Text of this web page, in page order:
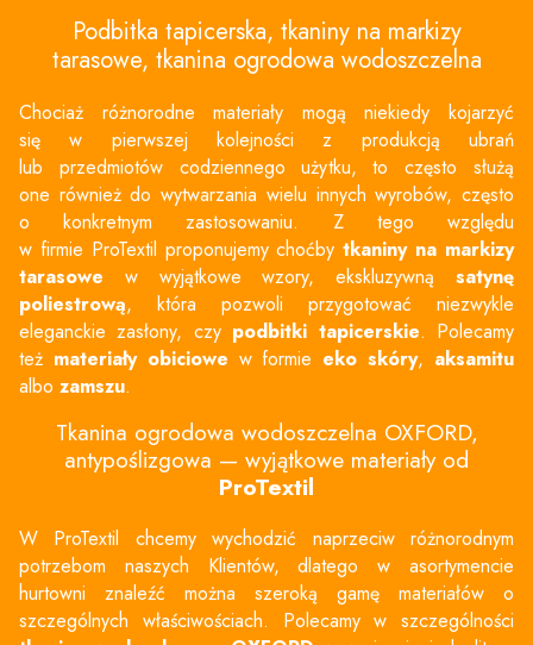
Podbitka tapicerska, tkaniny na markizy
tarasowe, tkanina ogrodowa wodoszczelna
Chociaż różnorodne materiały mogą niekiedy kojarzyć
się w pierwszej kolejności z produkcją ubrań
lub przedmiotów codziennego użytku, to często służą
one również do wytwarzania wielu innych wyrobów, często
o konkretnym zastosowaniu. Z tego względu
w firmie ProTextil proponujemy choćbytkaniny na markizy
tarasowe w wyjątkowe wzory, ekskluzywną satynę
poliestrową, która pozwoli przygotować niezwykle
eleganckie zasłony, czy podbitki tapicerskie. Polecamy
też materiały obiciowe w formie eko skóry, aksamitu
albo zamszu.
Tkanina ogrodowa wodoszczelna OXFORD,
antypoślizgowa — wyjątkowe materiały od
ProTextil
W ProTextil chcemy wychodzić naprzeciw różnorodnym
potrzebom naszych Klientów, dlatego w asortymencie
hurtowni znaleźć można szeroką gamę materiałów o
szczególnych właściwościach. Polecamy w szczególności